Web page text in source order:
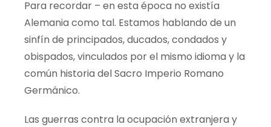
Para recordar – en esta época no existía
Alemania como tal. Estamos hablando de un
sinfín de principados, ducados, condados y
obispados, vinculados por el mismo idioma y la
común historia del Sacro Imperio Romano
Germánico.
Las guerras contra la ocupación extranjera y